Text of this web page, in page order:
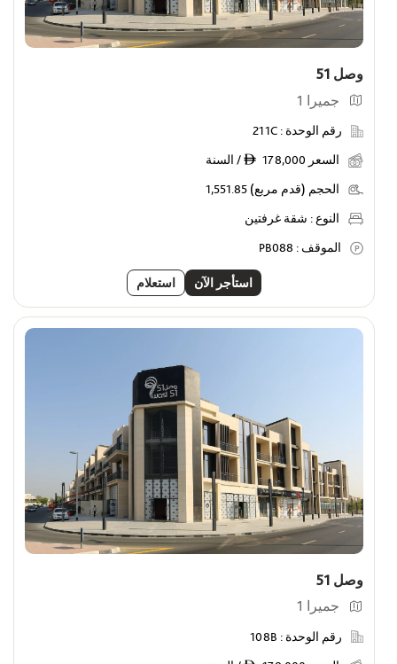
وصل 51
جميرا 1
رقم الوحدة : 211C
السعر ê 178,000 / السنة
الحجم (قدم مربع) 1,551.85
النوع : شقة غرفتين
الموقف : PB088
استأجر الآن استعلام
وصل 51
جميرا 1
رقم الوحدة : 108B